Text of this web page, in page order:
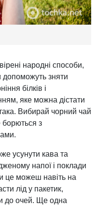
народні способи,
допоможуть зняти
білків і
яке можна дістати
Вибирай чорний чай
з
усунути кава та
напої і поклади
це можеш навіть на
лід у пакетик,
до очей. Ще одна